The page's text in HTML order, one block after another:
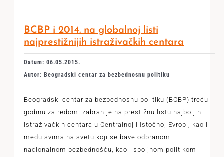
BCBP i 2014. na globalnoj listi
najprestižnijih istraživačkih centara
Datum: 06.05.2015.
Autor: Beogradski centar za bezbednosnu politiku
Beogradski centar za bezbednosnu politiku (BCBP) treću
godinu za redom izabran je na prestižnu listu najboljih
istraživačkih centara u Centralnoj i Istočnoj Evropi, kao i
među svima na svetu koji se bave odbranom i
nacionalnom bezbednošću, kao i spoljnom politikom i